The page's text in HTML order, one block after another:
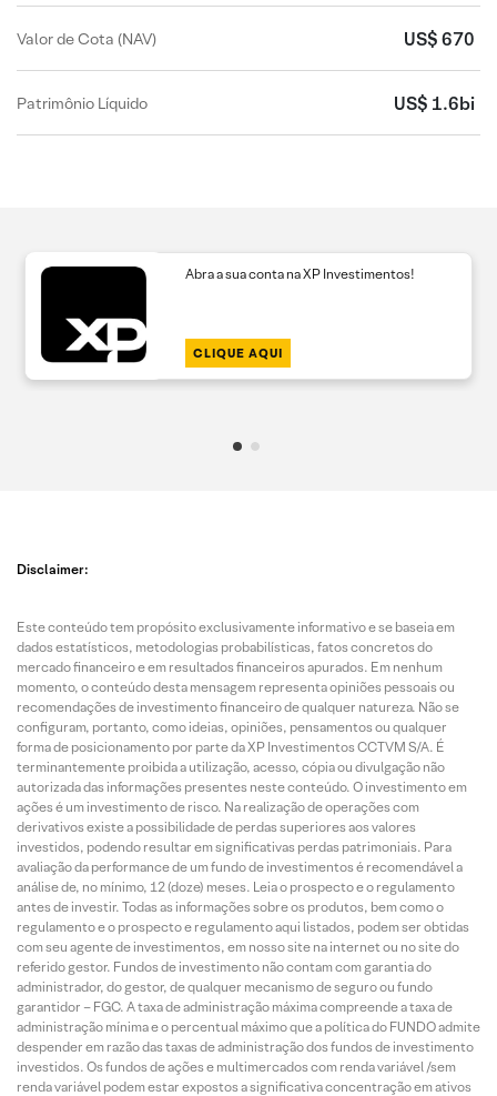
Valor de Cota (NAV) US$ 670
Patrimônio Líquido US$ 1.6bi
Abra a sua conta na XP Investimentos!
CLIQUE AQUI
Disclaimer:
Este conteúdo tem propósito exclusivamente informativo e se baseia em
dados estatísticos, metodologias probabilísticas, fatos concretos do
mercado financeiro e em resultados financeiros apurados. Em nenhum
momento, o conteúdo desta mensagem representa opiniões pessoais ou
recomendações de investimento financeiro de qualquer natureza. Não se
configuram, portanto, como ideias, opiniões, pensamentos ou qualquer
forma de posicionamento por parte da XP Investimentos CCTVM S/A. É
terminantemente proibida a utilização, acesso, cópia ou divulgação não
autorizada das informações presentes neste conteúdo. O investimento em
ações é um investimento de risco. Na realização de operações com
derivativos existe a possibilidade de perdas superiores aos valores
investidos, podendo resultar em significativas perdas patrimoniais. Para
avaliação da performance de um fundo de investimentos é recomendável a
análise de, no mínimo, 12 (doze) meses. Leia o prospecto e o regulamento
antes de investir. Todas as informações sobre os produtos, bem como o
regulamento e o prospecto e regulamento aqui listados, podem ser obtidas
com seu agente de investimentos, em nosso site na internet ou no site do
referido gestor. Fundos de investimento não contam com garantia do
administrador, do gestor, de qualquer mecanismo de seguro ou fundo
garantidor – FGC. A taxa de administração máxima compreende a taxa de
administração mínima e o percentual máximo que a política do FUNDO admite
despender em razão das taxas de administração dos fundos de investimento
investidos. Os fundos de ações e multimercados com renda variável /sem
renda variável podem estar expostos a significativa concentração em ativos